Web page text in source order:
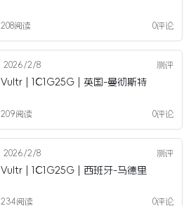
208阅读 0评论
2026/2/8 测评
Vultr | 1C1G25G | 英国-曼彻斯特
209阅读 0评论
2026/2/8 测评
Vultr | 1C1G25G | 西班牙-马德里
234阅读 0评论